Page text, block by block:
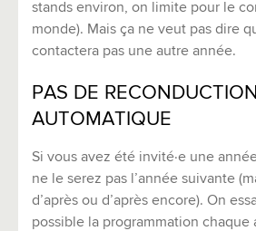
stands environ, on limite pour le
monde). Mais ça ne veut pas dire
contactera pas une autre année.
PAS DE RECONDUCTION
AUTOMATIQUE
Si vous avez été invité·e une
ne le serez pas l’année suivante
d’après ou d’après encore). On
possible la programmation chaque